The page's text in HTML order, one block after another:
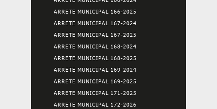
ARRETE MUNICIPAL 166-2025
ARRETE MUNICIPAL 167-2024
ARRETE MUNICIPAL 167-2025
ARRETE MUNICIPAL 168-2024
ARRETE MUNICIPAL 168-2025
ARRETE MUNICIPAL 169-2024
ARRETE MUNICIPAL 169-2025
ARRETE MUNICIPAL 171-2025
ARRETE MUNICIPAL 172-2026